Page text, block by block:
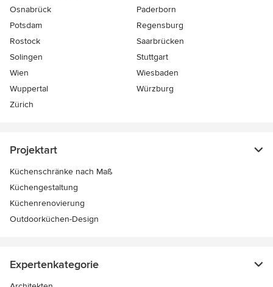
Osnabrück
Paderborn
Potsdam
Regensburg
Rostock
Saarbrücken
Solingen
Stuttgart
Wien
Wiesbaden
Wuppertal
Würzburg
Zürich
Projektart
Küchenschränke nach Maß
Küchengestaltung
Küchenrenovierung
Outdoorküchen-Design
Expertenkategorie